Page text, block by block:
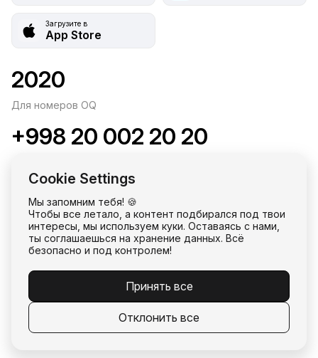
Загрузите в
App Store
2020
Для номеров OQ
+998 20 002 20 20
info@oq.uz
Продолжая использовать наш сайт, вы даете согласие на обработку
файлов cookie в соответствии сПолитикой Компаний Группыв
области использования файлов cookie, использование
рекомендательных технологий, а также соглашаетесь с
пользования личным кабинетом.Оплата и доставка|Прайс-лист|
Оплата связи|Помощь.
Cookie Settings
Мы запомним тебя! 🍪
Чтобы все летало, а контент подбирался под твои
интересы, мы используем куки. Оставаясь с нами,
ты соглашаешься на хранение данных. Всё
безопасно и под контролем!
Принять все
Отклонить все